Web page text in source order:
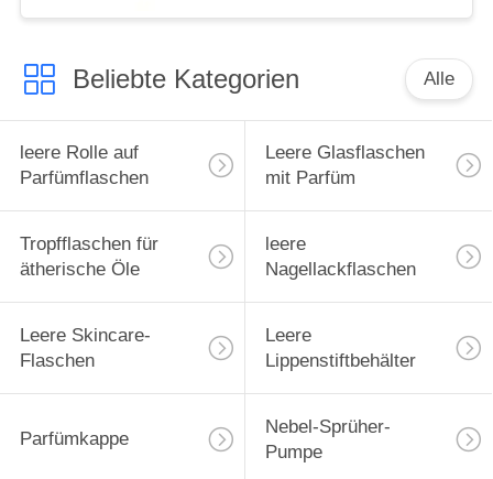
Beliebte Kategorien Alle
leere Rolle auf
Parfümflaschen
Leere Glasflaschen
mit Parfüm
Tropfflaschen für
ätherische Öle
leere
Nagellackflaschen
Leere Skincare-
Flaschen
Leere
Lippenstiftbehälter
Parfümkappe
Nebel-Sprüher-
Pumpe